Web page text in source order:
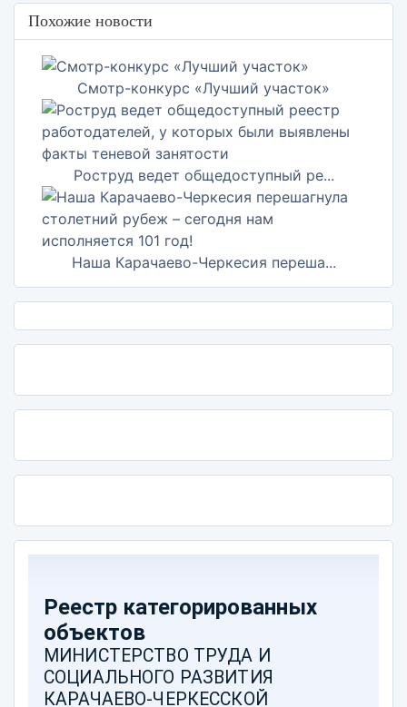
Похожие новости
Cмотр-конкурс «Лучший участок»
Роструд ведет общедоступный ре...
Наша Карачаево-Черкесия переша...